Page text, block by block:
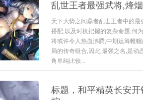
乱世王者最强武将,烽
天下大势之问鼎者乱世王者中的
搭配,以及时机把握的复杂命题,何
将或许令人热血沸腾,中期运筹帷
局的传奇组合,因此,最强之名,是动
角单纯比较...
标题，和平精英长安